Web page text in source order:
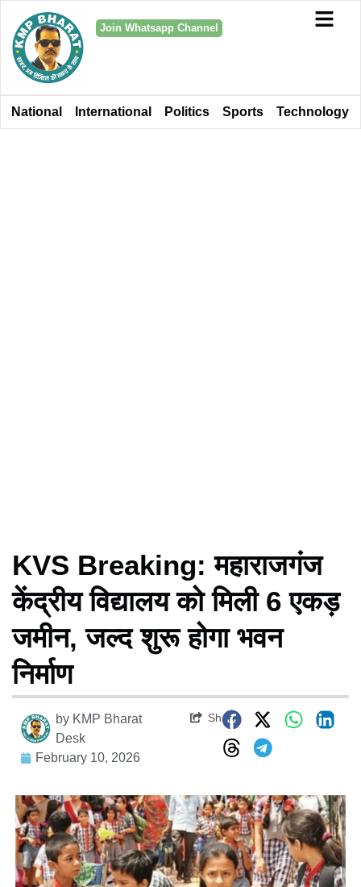
Join Whatsapp Channel
National International Politics Sports Technology
KVS Breaking: महाराजगंज
केंद्रीय विद्यालय को मिली 6 एकड़
जमीन, जल्द शुरू होगा भवन
निर्माण
by KMP Bharat
Desk
February 10, 2026
Share